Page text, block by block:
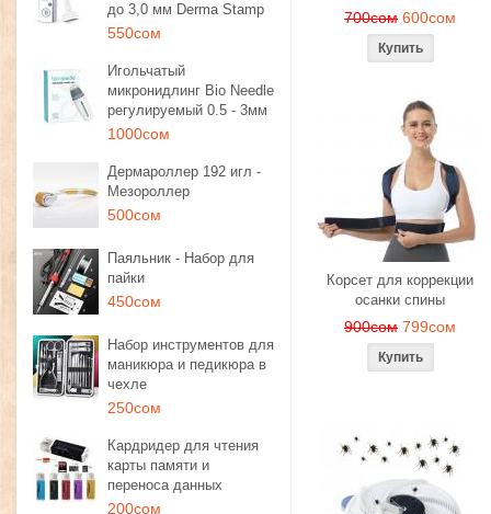
до 3,0 мм Derma Stamp
550сом
Игольчатый
микронидлинг Bio Needle
регулируемый 0.5 - 3мм
1000сом
Дермароллер 192 игл -
Мезороллер
500сом
Паяльник - Набор для
пайки
450сом
Набор инструментов для
маникюра и педикюра в
чехле
250сом
Кардридер для чтения
карты памяти и
переноса данных
200сом
700сом 600сом
Корсет для коррекции
осанки спины
900сом 799сом